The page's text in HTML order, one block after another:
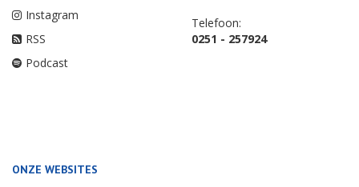
Instagram
RSS
Podcast
Telefoon:
0251 - 257924
ONZE WEBSITES